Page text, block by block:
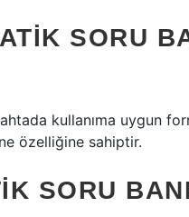
SORU
kullanıma uygun
özelliğine sahiptir.
SORU